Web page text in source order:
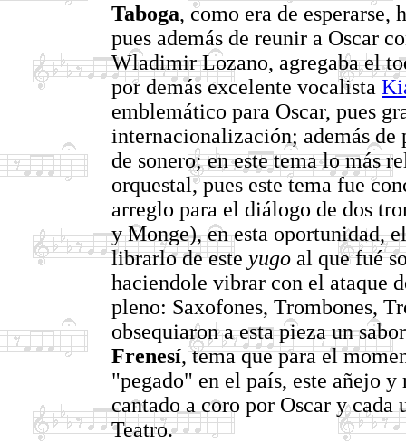
Taboga, como era de esperarse,
pues además de reunir a Oscar
Wladimir Lozano, agregaba el
por demás excelente vocalista
emblemático para Oscar, pues
internacionalización; además de
de sonero; en este tema lo más
orquestal, pues este tema fue
arreglo para el diálogo de dos
y Monge), en esta oportunidad,
librarlo de este yugo al que fué
haciendole vibrar con el ataque
pleno: Saxofones, Trombones,
obsequiaron a esta pieza un
Frenesí, tema que para el
"pegado" en el país, este añejo
cantado a coro por Oscar y cada
Teatro.